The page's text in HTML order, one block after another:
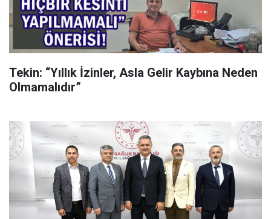
Tekin: “Yıllık İzinler, Asla Gelir Kaybına Neden
Olmamalıdır”